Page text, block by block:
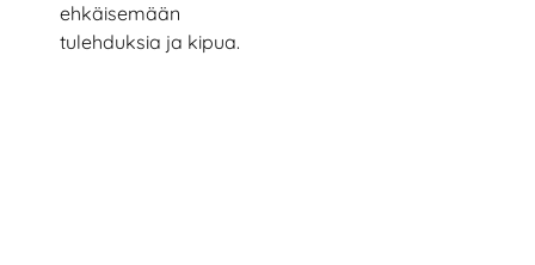
ehkäisemään
tulehduksia ja kipua.